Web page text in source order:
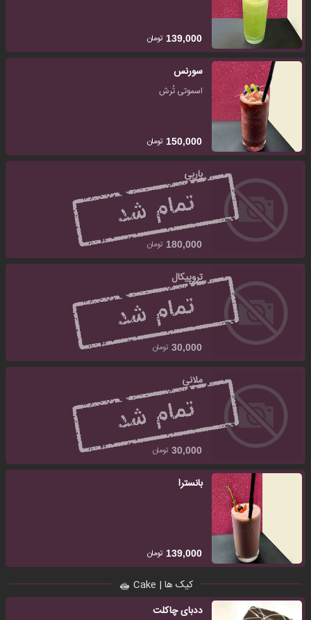
139,000 تومان
سورنس
اسموتی تُرش
150,000 تومان
باربی
180,000 تومان
تروپیکال
30,000 تومان
ملانی
30,000 تومان
بانسترا
139,000 تومان
کیک ها | Cake
ددبای چاکلت